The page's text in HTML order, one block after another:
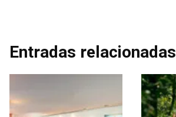
Entradas relacionadas